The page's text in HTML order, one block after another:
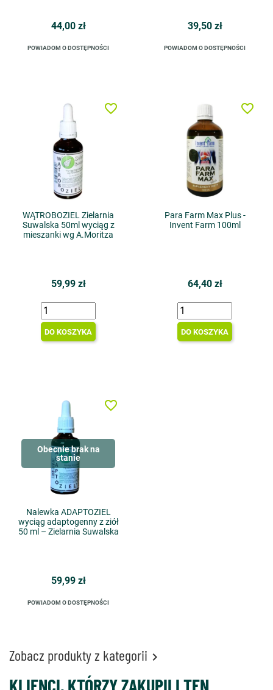
44,00 zł
POWIADOM O DOSTĘPNOŚCI
39,50 zł
POWIADOM O DOSTĘPNOŚCI
WĄTROBOZIEL Zielarnia
Suwalska 50ml wyciąg z
mieszanki wg A.Moritza
59,99 zł
DO KOSZYKA
favorite_border
Para Farm Max Plus -
Invent Farm 100ml
64,40 zł
DO KOSZYKA
favorite_border
Obecnie brak na
stanie
Nalewka ADAPTOZIEL
wyciąg adaptogenny z ziół
50 ml – Zielarnia Suwalska
59,99 zł
POWIADOM O DOSTĘPNOŚCI
favorite_border
Zobacz produkty z kategorii 
KLIENCI, KTÓRZY ZAKUPILI TEN